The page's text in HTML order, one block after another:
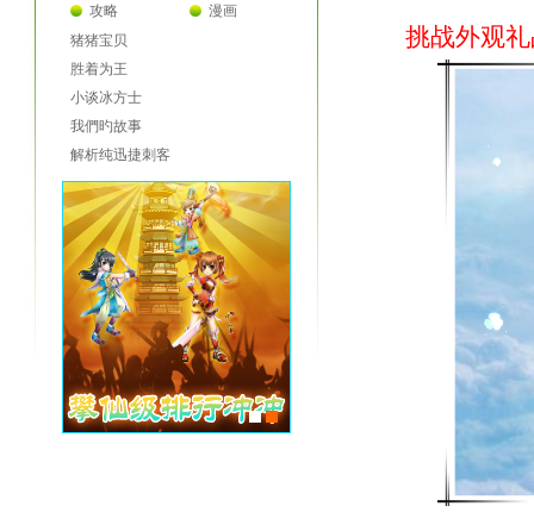
攻略
漫画
猪猪宝贝
胜着为王
小谈冰方士
我們旳故事
解析纯迅捷刺客
挑战外观